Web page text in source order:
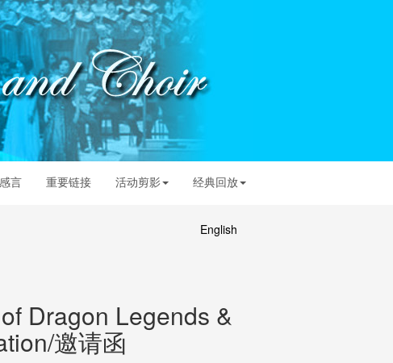
感言 重要链接 活动剪影 经典回放
English
Dragon Legends &
邀请函